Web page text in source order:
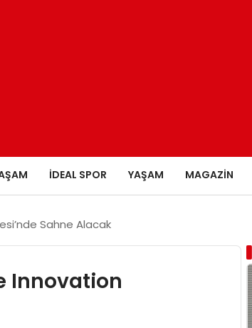
İDEAL SPOR YAŞAM MAGAZIN
Sahne Alacak
Innovation